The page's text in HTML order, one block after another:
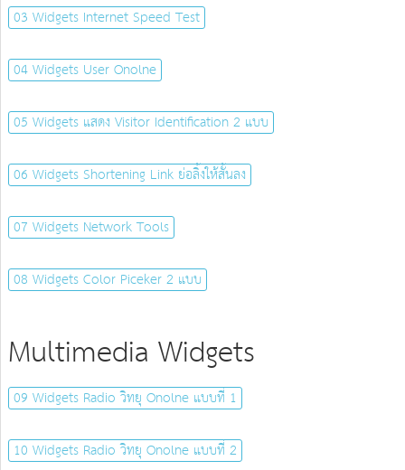
03 Widgets Internet Speed Test
04 Widgets User Onolne
05 Widgets แสดง Visitor Identification 2 แบบ
06 Widgets Shortening Link ย่อลิ้งให้สั้นลง
07 Widgets Network Tools
08 Widgets Color Piceker 2 แบบ
Multimedia Widgets
09 Widgets Radio วิทยุ Onolne แบบที่ 1
10 Widgets Radio วิทยุ Onolne แบบที่ 2